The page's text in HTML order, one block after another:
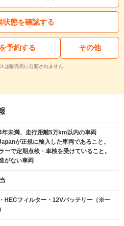
状態を確認する
予約する その他
は販売店に公開されません
年未満、走行距離5万km以内の車両
が正規に輸入した車両であること。
ーで定期点検・車検を受けていること。
がない車両
HECフィルター・12Vバッテリー（※一